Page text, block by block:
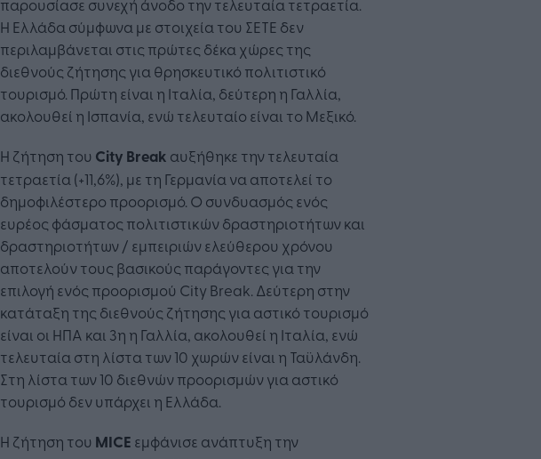
παρουσίασε συνεχή άνοδο την τελευταία τετραετία.
Η Ελλάδα σύμφωνα με στοιχεία του ΣΕΤΕ δεν
περιλαμβάνεται στις πρώτες δέκα χώρες της
διεθνούς ζήτησης για θρησκευτικό πολιτιστικό
τουρισμό. Πρώτη είναι η Ιταλία, δεύτερη η Γαλλία,
ακολουθεί η Ισπανία, ενώ τελευταίο είναι το Μεξικό.
Η ζήτηση του City Break αυξήθηκε την τελευταία
τετραετία (+11,6%), με τη Γερμανία να αποτελεί το
δημοφιλέστερο προορισμό. Ο συνδυασμός ενός
ευρέος φάσματος πολιτιστικών δραστηριοτήτων και
δραστηριοτήτων / εμπειριών ελεύθερου χρόνου
αποτελούν τους βασικούς παράγοντες για την
επιλογή ενός προορισμού City Break. Δεύτερη στην
κατάταξη της διεθνούς ζήτησης για αστικό τουρισμό
είναι οι ΗΠΑ και 3η η Γαλλία, ακολουθεί η Ιταλία, ενώ
τελευταία στη λίστα των 10 χωρών είναι η Ταϋλάνδη.
Στη λίστα των 10 διεθνών προορισμών για αστικό
τουρισμό δεν υπάρχει η Ελλάδα.
Η ζήτηση του MICE εμφάνισε ανάπτυξη την